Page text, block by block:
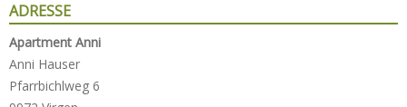
ADRESSE
Apartment Anni
Anni Hauser
Pfarrbichlweg 6